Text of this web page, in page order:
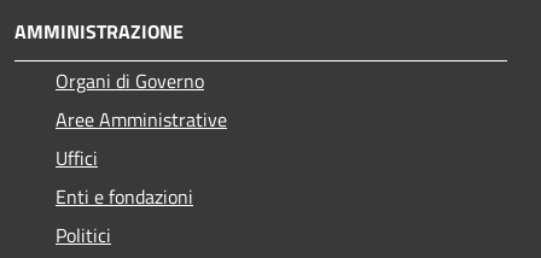
AMMINISTRAZIONE
Organi di Governo
Aree Amministrative
Uffici
Enti e fondazioni
Politici